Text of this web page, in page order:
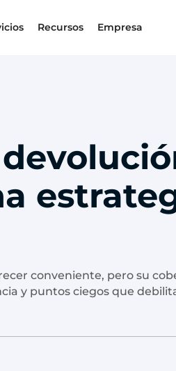
Recursos Empresa
conveniente, pero su
y puntos ciegos que